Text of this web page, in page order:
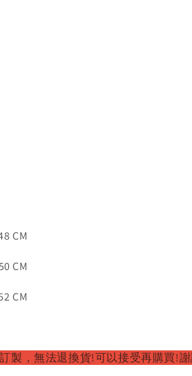
CM
CM
CM
製，無法退換貨!可以接受再購買!